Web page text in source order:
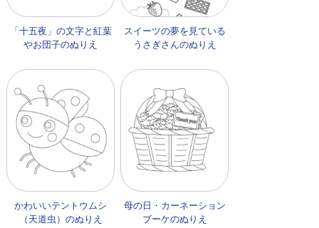
「十五夜」の文字と紅葉
やお団子のぬりえ
スイーツの夢を見ている
うさぎさんのぬりえ
かわいいテントウムシ
（天道虫）のぬりえ
母の日・カーネーション
ブーケのぬりえ